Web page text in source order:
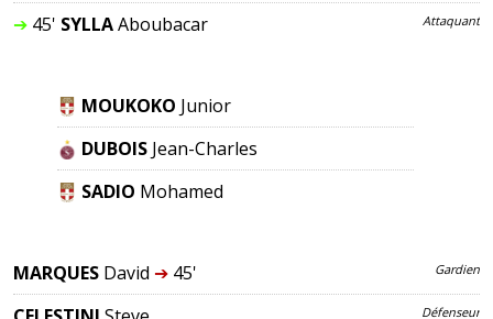
➔45' SYLLAAboubacar Attaquant
MOUKOKO Junior
DUBOIS Jean-Charles
SADIO Mohamed
MARQUES David ➔45' Gardien
Défenseur